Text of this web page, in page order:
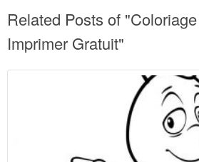
Related Posts of
Imprimer Gratuit"